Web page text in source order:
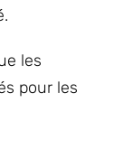
les
pour les